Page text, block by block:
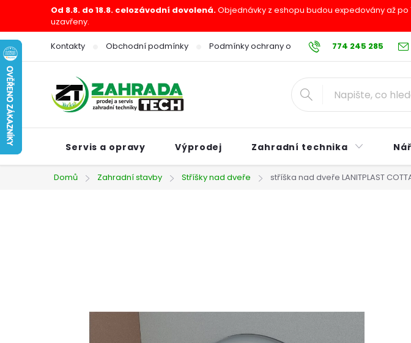
obsah
Od 8.8. do 18.8. celozávodní dovolená.Objednávky z eshopu budou expedovány až po
uzavřeny.
774 245 285
Kontakty Obchodní podmínky Podmínky ochrany osobních údajů
Servis a opravy Výprodej Zahradní technika
Domů Zahradní stavby Stříšky nad dveře stříška nad dveře LANITPLAST